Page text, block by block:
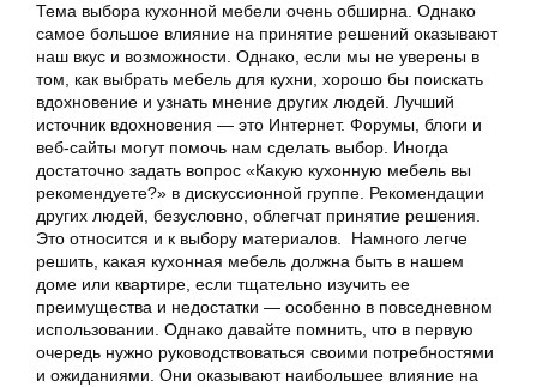
Тема выбора кухонной мебели очень обширна. Однако
самое большое влияние на принятие решений оказывают
наш вкус и возможности. Однако, если мы не уверены в
том, как выбрать мебель для кухни, хорошо бы поискать
вдохновение и узнать мнение других людей. Лучший
источник вдохновения — это Интернет. Форумы, блоги и
веб-сайты могут помочь нам сделать выбор. Иногда
достаточно задать вопрос «Какую кухонную мебель вы
рекомендуете?» в дискуссионной группе. Рекомендации
других людей, безусловно, облегчат принятие решения.
Это относится и к выбору материалов. Намного легче
решить, какая кухонная мебель должна быть в нашем
доме или квартире, если тщательно изучить ее
преимущества и недостатки — особенно в повседневном
использовании. Однако давайте помнить, что в первую
очередь нужно руководствоваться своими потребностями
и ожиданиями. Они оказывают наибольшее влияние на